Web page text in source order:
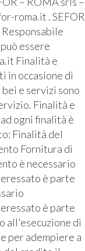
roma.it . SEFOR
essere
Finalità e
in occasione di
e servizi sono
Finalità e
ogni finalità è
Finalità del
Fornitura di
è necessario
è parte
è parte
all'esecuzione di
per adempiere a